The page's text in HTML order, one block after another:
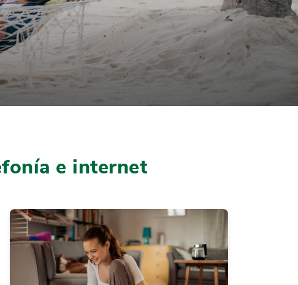
e internet